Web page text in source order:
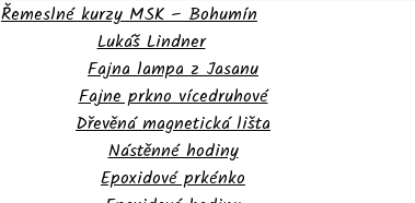
Řemeslné kurzy MSK – Bohumín
Lukáš Lindner
Fajna lampa z Jasanu
Fajne prkno vícedruhové
Dřevěná magnetická lišta
Nástěnné hodiny
Epoxidové prkénko